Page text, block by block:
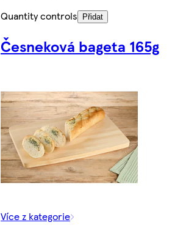
Quantity controls
Přidat
Česneková bageta 165g
Více z kategorie